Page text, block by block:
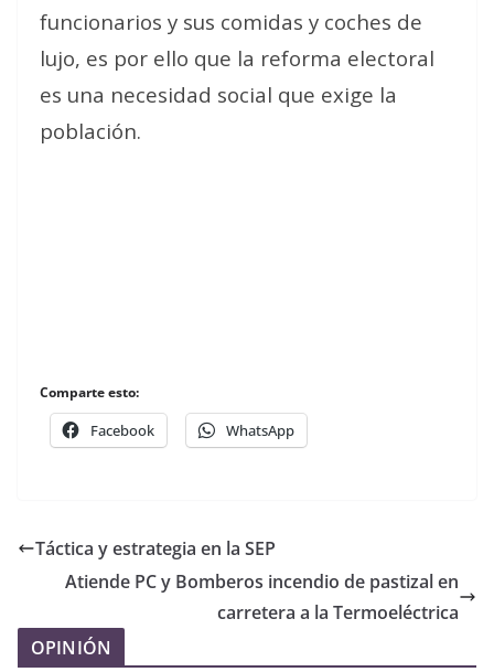
funcionarios y sus comidas y coches de
lujo, es por ello que la reforma electoral
es una necesidad social que exige la
población.
Comparte esto:
Facebook WhatsApp
Táctica y estrategia en la SEP
Atiende PC y Bomberos incendio de pastizal en
carretera a la Termoeléctrica
OPINIÓN